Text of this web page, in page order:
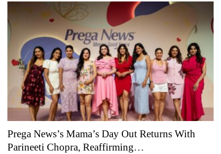
Prega News’s Mama’s Day Out Returns With
Parineeti Chopra, Reaffirming…